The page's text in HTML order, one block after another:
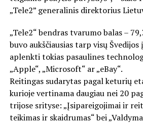
„Tele2” generalinis direktorius
„Tele2“ bendras tvarumo balas –
buvo aukščiausias tarp visų
aplenkti tokias pasaulines
„Apple“, „Microsoft“ ar „eBay“.
Reitingas sudarytas pagal keturių
kurioje vertinama daugiau nei 20
trijose srityse: „Įsipareigojimai ir
teikimas ir skaidrumas“ bei